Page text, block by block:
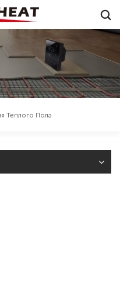
Теплого Пола